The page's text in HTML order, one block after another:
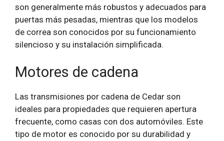
son generalmente más robustos y adecuados para
puertas más pesadas, mientras que los modelos
de correa son conocidos por su funcionamiento
silencioso y su instalación simplificada.
Motores de cadena
Las transmisiones por cadena de Cedar son
ideales para propiedades que requieren apertura
frecuente, como casas con dos automóviles. Este
tipo de motor es conocido por su durabilidad y